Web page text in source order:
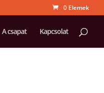
0 Elemek
A csapat Kapcsolat